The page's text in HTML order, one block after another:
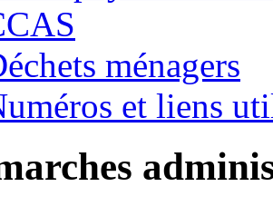
ménagers
et liens